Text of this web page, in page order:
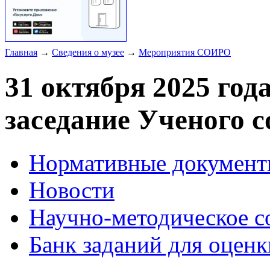
Главная → Сведения о музее → Мероприятия СОИРО
31 октября 2025
заседание
Нормативные
Новости
Научно-методическое
Банк заданий для